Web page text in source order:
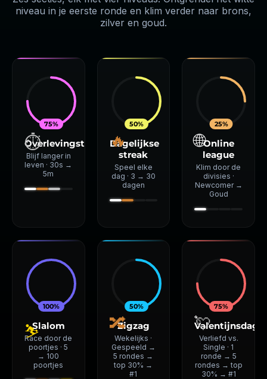
niveau in je eerste ronde en klim verder naar brons,
zilver en goud.
⏱
75%
Overlevingstijd
Blijf langer in
leven · 30s →
5m
🔥
50%
Dagelijkse
streak
Speel elke
dag · 3 → 30
dagen
🌐
25%
Online
league
Klim door de
divisies ·
Newcomer →
Goud
⛷️
100%
Slalom
Race door de
poortjes · 5
→ 100
poortjes
🔀
50%
Zigzag
Wekelijks ·
Gespeeld →
5 rondes →
top 30% →
#1
💘
75%
Valentijnsdag
Verliefd vs.
Single · 1
ronde → 5
rondes → top
30% → #1